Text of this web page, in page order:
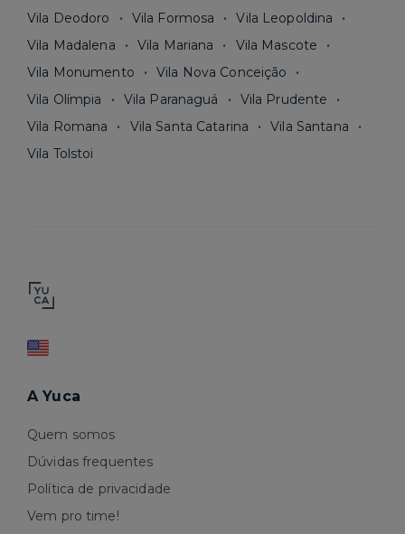
Vila Deodoro
Vila Formosa
Vila Leopoldina
Vila Madalena
Vila Mariana
Vila Mascote
Vila Monumento
Vila Nova Conceição
Vila Olímpia
Vila Paranaguá
Vila Prudente
Vila Romana
Vila Santa Catarina
Vila Santana
Vila Tolstoi
A Yuca
Quem somos
Dúvidas frequentes
Política de privacidade
Vem pro time!